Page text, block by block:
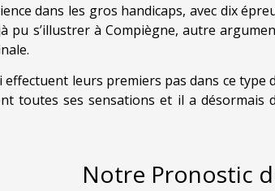
dans les gros handicaps, avec dix
pu s’illustrer à Compiègne, autre
effectuent leurs premiers pas dans ce
toutes ses sensations et il a désormais
Notre Pronostic